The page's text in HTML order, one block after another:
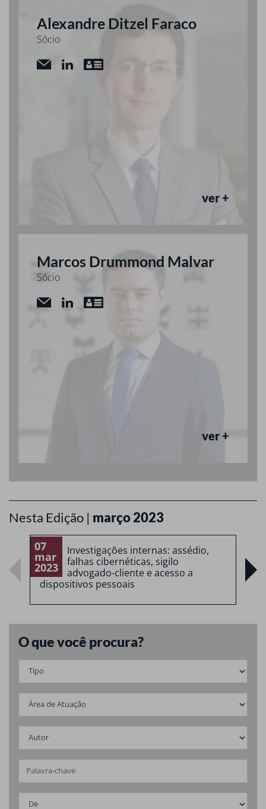
Alexandre Ditzel Faraco
Sócio
ver +
Marcos Drummond Malvar
Sócio
ver +
Nesta Edição | março 2023
07
mar
2023
Investigações internas: assédio,
falhas cibernéticas, sigilo
advogado-cliente e acesso a
dispositivos pessoais
O que você procura?